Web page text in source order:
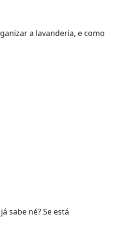
a lavanderia, e como
sabe né? Se está